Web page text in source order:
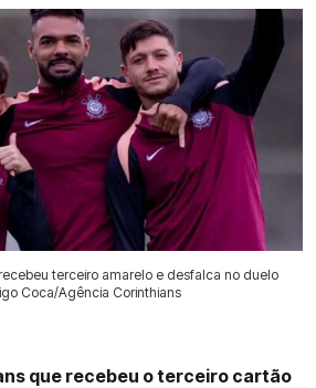
terceiro amarelo e desfalca no duelo
Coca/Agência Corinthians
que recebeu o terceiro cartão